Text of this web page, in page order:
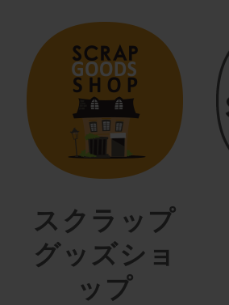
スクラップ
グッズショ
ップ